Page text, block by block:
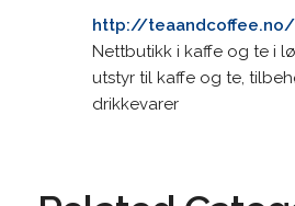
http://teaandcoffee.no/
Nettbutikk i kaffe og te i
utstyr til kaffe og te,
drikkevarer